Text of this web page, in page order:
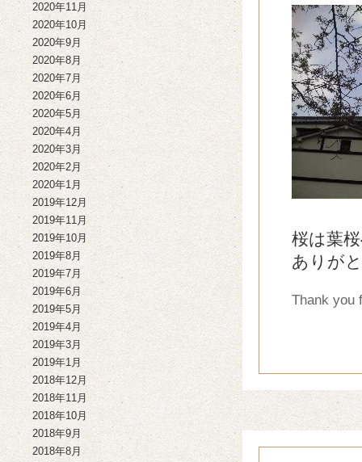
2020年11月
2020年10月
2020年9月
2020年8月
2020年7月
2020年6月
2020年5月
2020年4月
2020年3月
2020年2月
2020年1月
2019年12月
2019年11月
2019年10月
2019年8月
2019年7月
2019年6月
2019年5月
2019年4月
2019年3月
2019年1月
2018年12月
2018年11月
2018年10月
2018年9月
2018年8月
桜は葉
ありが
Thank you